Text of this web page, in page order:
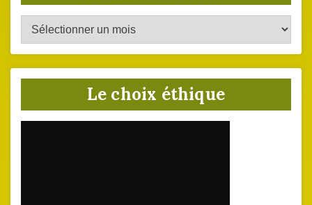
Archives
du
site
Le choix éthique